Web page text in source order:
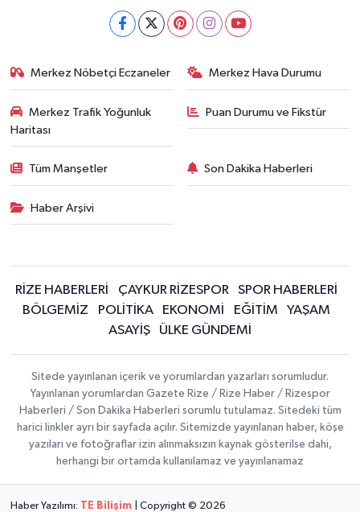
Merkez Nöbetçi Eczaneler Merkez Hava Durumu
Merkez Trafik Yoğunluk
Haritası
Puan Durumu ve Fikstür
Tüm Manşetler Son Dakika Haberleri
Haber Arşivi
RİZE HABERLERİ ÇAYKUR RİZESPOR
SPOR HABERLERİ
BÖLGEMİZ
POLİTİKA EKONOMİ EĞİTİM
YAŞAM
ASAYİŞ
ÜLKE GÜNDEMİ
Sitede yayınlanan içerik ve yorumlardan yazarları sorumludur.
Yayınlanan yorumlardan Gazete Rize / Rize Haber / Rizespor
Haberleri / Son Dakika Haberleri sorumlu tutulamaz. Sitedeki tüm
harici linkler ayrı bir sayfada açılır. Sitemizde yayınlanan haber, köşe
yazıları ve fotoğraflar izin alınmaksızın kaynak gösterilse dahi,
herhangi bir ortamda kullanılamaz ve yayınlanamaz
Haber Yazılımı: TE Bilişim | Copyright © 2026